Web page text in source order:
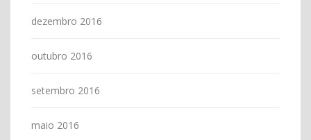
dezembro 2016
outubro 2016
setembro 2016
maio 2016